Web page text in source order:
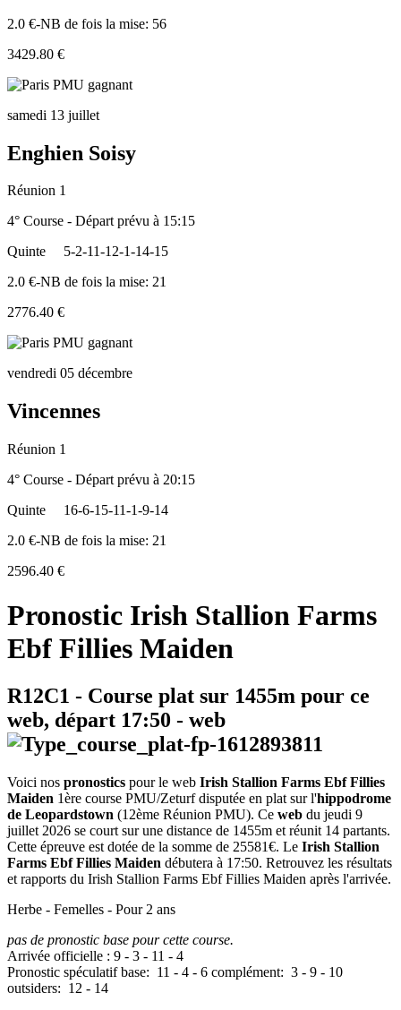
2.0 €-NB de fois la mise: 56
3429.80 €
samedi 13 juillet
Enghien Soisy
Réunion 1
4° Course - Départ prévu à 15:15
Quinte
5-2-11-12-1-14-15
2.0 €-NB de fois la mise: 21
2776.40 €
vendredi 05 décembre
Vincennes
Réunion 1
4° Course - Départ prévu à 20:15
Quinte
16-6-15-11-1-9-14
2.0 €-NB de fois la mise: 21
2596.40 €
Pronostic Irish Stallion Farms
Ebf Fillies Maiden
R12C1 - Course plat sur 1455m pour ce
web, départ 17:50 - web
Voici nos pronostics pour le web Irish Stallion Farms Ebf Fillies
Maiden 1ère course PMU/Zeturf disputée en plat sur l'hippodrome
de Leopardstown (12ème Réunion PMU). Ce web du jeudi 9
juillet 2026 se court sur une distance de 1455m et réunit 14 partants.
Cette épreuve est dotée de la somme de 25581€. Le Irish Stallion
Farms Ebf Fillies Maiden débutera à 17:50. Retrouvez les résultats
et rapports du Irish Stallion Farms Ebf Fillies Maiden après l'arrivée.
Herbe - Femelles - Pour 2 ans
pas de pronostic base pour cette course.
Arrivée officielle : 9 - 3 - 11 - 4
Pronostic spéculatif base: 11 - 4 - 6 complément: 3 - 9 - 10
outsiders: 12 - 14